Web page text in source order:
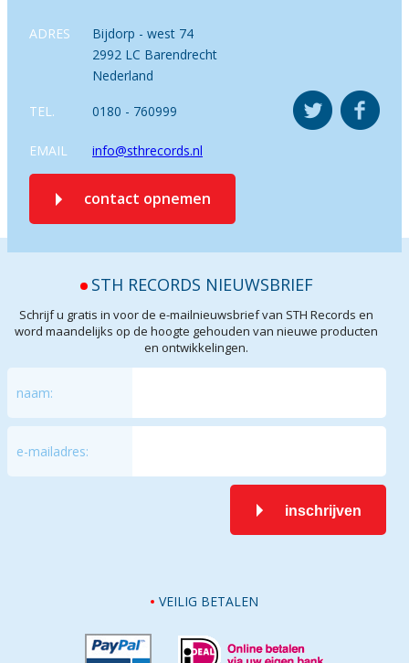
ADRES
Bijdorp - west 74
2992 LC Barendrecht
Nederland
TEL. 0180 - 760999
EMAIL info@sthrecords.nl
contact opnemen
STH RECORDS NIEUWSBRIEF
Schrijf u gratis in voor de e-mailnieuwsbrief van STH Records en
word maandelijks op de hoogte gehouden van nieuwe producten
en ontwikkelingen.
naam:
e-mailadres:
inschrijven
VEILIG BETALEN